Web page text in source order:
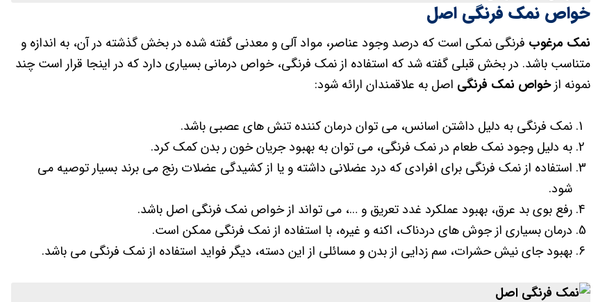
خواص نمک فرنگی اصل
نمک مرغوب فرنگی نمکی است که درصد وجود عناصر، مواد آلی و معدنی گفته شده در بخش گذشته در آن، به اندازه و
متناسب باشد. در بخش قبلی گفته شد که استفاده از نمک فرنگی، خواص درمانی بسیاری دارد که در اینجا قرار است چند
نمونه ازخواص نمک فرنگی اصل به علاقمندان ارائه شود:
نمک فرنگی به دلیل داشتن اسانس، می توان درمان کننده تنش های عصبی باشد.
به دلیل وجود نمک طعام در نمک فرنگی، می توان به بهبود جریان خون ر بدن کمک کرد.
استفاده از نمک فرنگی برای افرادی که درد عضلانی داشته و یا از کشیدگی عضلات رنج می برند بسیار توصیه می
شود.
رفع بوی بد عرق، بهبود عملکرد غدد تعریق و …، می تواند از خواص نمک فرنگی اصل باشد.
درمان بسیاری از جوش های دردناک، اکنه و غیره، با استفاده از نمک فرنگی ممکن است.
بهبود جای نیش حشرات، سم زدایی از بدن و مسائلی از این دسته، دیگر فواید استفاده از نمک فرنگی می باشد.